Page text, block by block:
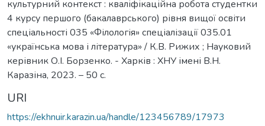
культурний контекст : кваліфікаційна робота студентки
4 курсу першого (бакалаврського) рівня вищої освіти
спеціальності 035 «Філологія» спеціалізації 035.01
«українська мова і література» / К.В. Рижих ; Науковий
керівник О.І. Борзенко. - Харків : ХНУ імені В.Н.
Каразіна, 2023. – 50 с.
URI
https://ekhnuir.karazin.ua/handle/123456789/17973